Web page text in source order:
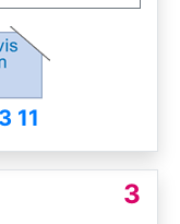
11
3